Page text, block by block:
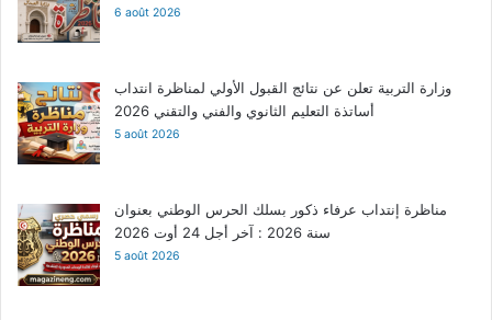
6 août 2026
وزارة التربية تعلن عن نتائج القبول الأولي لمناظرة انتداب
أساتذة التعليم الثانوي والفني والتقني 2026
5 août 2026
مناظرة إنتداب عرفاء ذكور بسلك الحرس الوطني بعنوان
سنة 2026 : آخر أجل 24 أوت 2026
5 août 2026